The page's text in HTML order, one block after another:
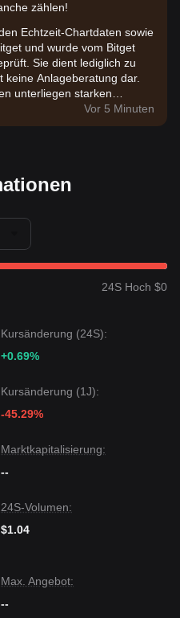
zählen!
Echtzeit-Chartdaten sowie
und wurde vom Bitget
Sie dient lediglich zu
keine Anlageberatung dar.
unterliegen starken
Investmententscheidungen
Vor 5 Minuten
24S Hoch $0
Kursänderung (24S):
+0.69%
Kursänderung (1J):
-45.29%
Marktkapitalisierung:
--
24S-Volumen:
$1.04
Max. Angebot:
--